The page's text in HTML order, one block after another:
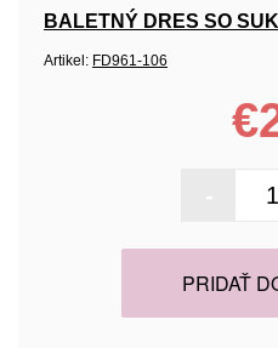
BALETNÝ DRES SO
Artikel: FD961-106
PRIDAŤ